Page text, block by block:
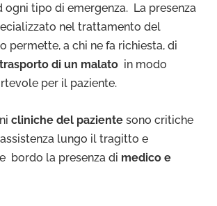
ogni tipo di emergenza. La presenza
nel trattamento del
permette, a chi ne fa richiesta, di
trasporto di un malato in modo
per il paziente.
cliniche del paziente sono critiche
lungo il tragitto e
bordo la presenza di medico e